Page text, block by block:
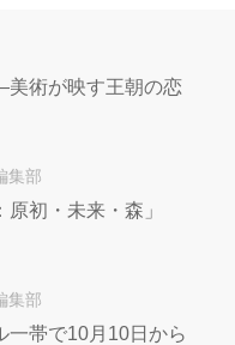
を持った意味のある良
てきたと理解していた
いた。今作の中でもそ
うかがえるが、彼はラ
ての才能もある。『地
ツに関しておよそ脚本
デアを記して撮影に
術が映す王朝の恋
集部
原初・未来・森」
集部
一帯で10月10日から